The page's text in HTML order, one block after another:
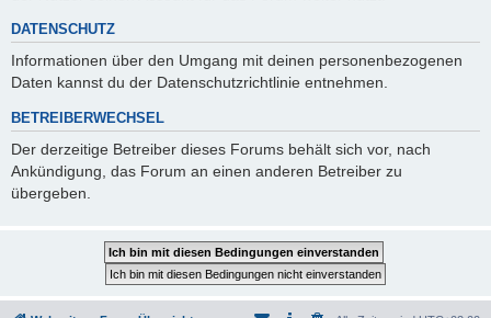
DATENSCHUTZ
Informationen über den Umgang mit deinen personenbezogenen
Daten kannst du der Datenschutzrichtlinie entnehmen.
BETREIBERWECHSEL
Der derzeitige Betreiber dieses Forums behält sich vor, nach
Ankündigung, das Forum an einen anderen Betreiber zu
übergeben.